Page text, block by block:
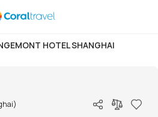
HOTEL SHANGHAI